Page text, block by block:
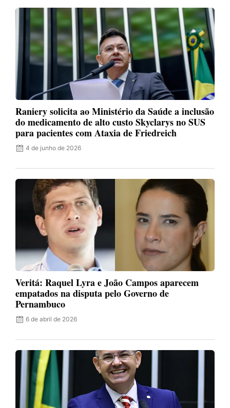
Raniery solicita ao Ministério da Saúde a inclusão
do medicamento de alto custo Skyclarys no SUS
para pacientes com Ataxia de Friedreich
4 de junho de 2026
Veritá: Raquel Lyra e João Campos aparecem
empatados na disputa pelo Governo de
Pernambuco
6 de abril de 2026